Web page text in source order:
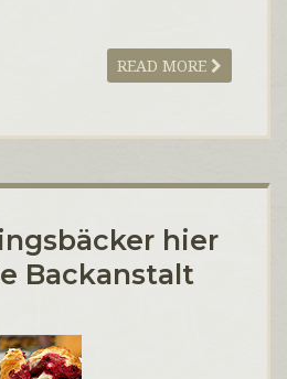
READ MORE
hier
Backanstalt